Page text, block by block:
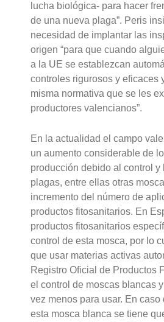
lucha biológica- para hacer
de una nueva plaga”. Peris
necesidad de implantar las
origen “para que cuando
a la UE se establezcan
controles rigurosos y eficaces
misma normativa que se les
productores valencianos”.
En la actualidad el campo
un aumento considerable de
producción debido al control y
plagas, entre ellas otras
incremento del número de
productos fitosanitarios. En
productos fitosanitarios
control de esta mosca, por lo
que usar materias activas
Registro Oficial de Productos
el control de moscas blancas
vez menos para usar. En caso
esta mosca blanca se tiene